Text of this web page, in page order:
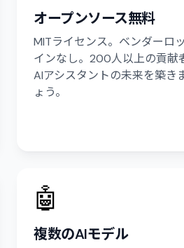
オープンソース無料
MITライセンス。ベンダーロ
インなし。200人以上の貢献
AIアシスタントの未来を築き
ょう。
🤖
複数のAIモデル